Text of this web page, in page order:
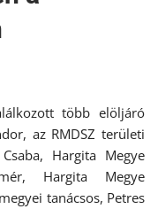
több elöljáró
az RMDSZ területi
Hargita Megye
Hargita Megye
tanácsos, Petres